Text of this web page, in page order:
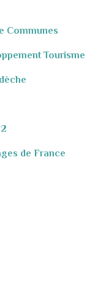
Communes
Tourisme
de France